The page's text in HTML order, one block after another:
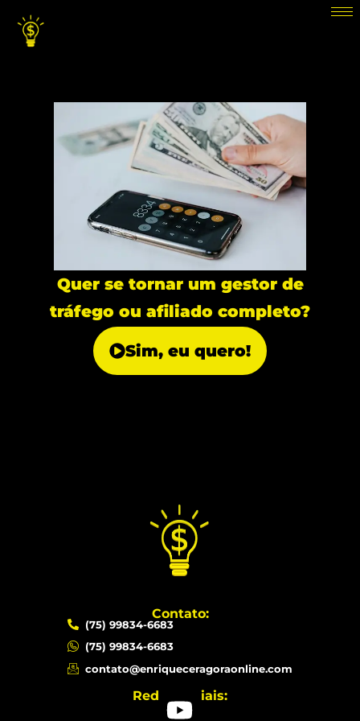
Quer se tornar um gestor de
tráfego ou afiliado completo?
Sim, eu quero!
Contato:
(75) 99834-6683
(75) 99834-6683
contato@enriqueceragoraonline.com
Redes sociais: